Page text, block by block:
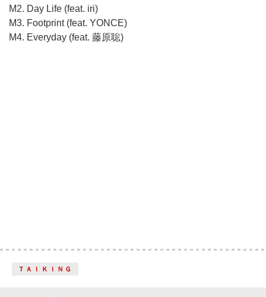
M2. Day Life (feat. iri)
M3. Footprint (feat. YONCE)
M4. Everyday (feat. 藤原聡)
ＴＡＩＫＩＮＧ